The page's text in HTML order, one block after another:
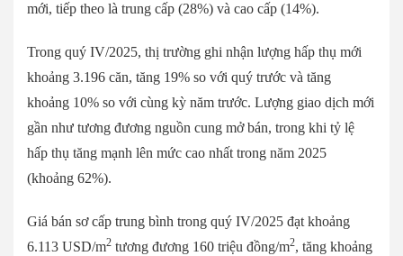
mới, tiếp theo là trung cấp (28%) và cao cấp (14%).
Trong quý IV/2025, thị trường ghi nhận lượng hấp thụ mới
khoảng 3.196 căn, tăng 19% so với quý trước và tăng
khoảng 10% so với cùng kỳ năm trước. Lượng giao dịch mới
gần như tương đương nguồn cung mở bán, trong khi tỷ lệ
hấp thụ tăng mạnh lên mức cao nhất trong năm 2025
(khoảng 62%).
Giá bán sơ cấp trung bình trong quý IV/2025 đạt khoảng
6.113 USD/m2 tương đương 160 triệu đồng/m2, tăng khoảng